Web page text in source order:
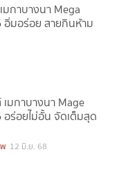
มกาบางนา Mega
อิ่มอร่อย สายกินห้าม
มกาบางนา Mage
อร่อยไม่อั้น จัดเต็มสุด
12 มิ.ย. 68